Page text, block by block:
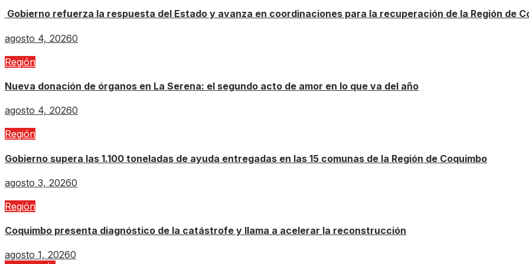
Gobierno refuerza la respuesta del Estado y avanza en coordinaciones para la recuperación de la Región de
agosto 4, 20260
Región
Nueva donación de órganos en La Serena: el segundo acto de amor en lo que va del año
agosto 4, 20260
Región
Gobierno supera las 1.100 toneladas de ayuda entregadas en las 15 comunas de la Región de Coquimbo
agosto 3, 20260
Región
Coquimbo presenta diagnóstico de la catástrofe y llama a acelerar la reconstrucción
agosto 1, 20260